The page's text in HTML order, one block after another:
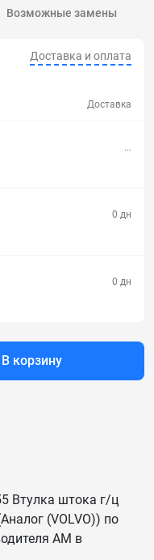
Возможные замены
Доставка и оплата
Доставка
...
0 дн
0 дн
В корзину
Втулка штока г/ц
(VOLVO)) по
AM в